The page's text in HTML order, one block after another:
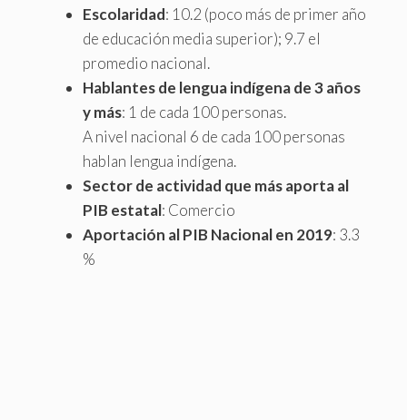
Escolaridad: 10.2 (poco más de primer año
de educación media superior); 9.7 el
promedio nacional.
Hablantes de lengua indígena de 3 años
y más: 1 de cada 100 personas.
A nivel nacional 6 de cada 100 personas
hablan lengua indígena.
Sector de actividad que más aporta al
PIB estatal: Comercio
Aportación al PIB Nacional en 2019: 3.3
%